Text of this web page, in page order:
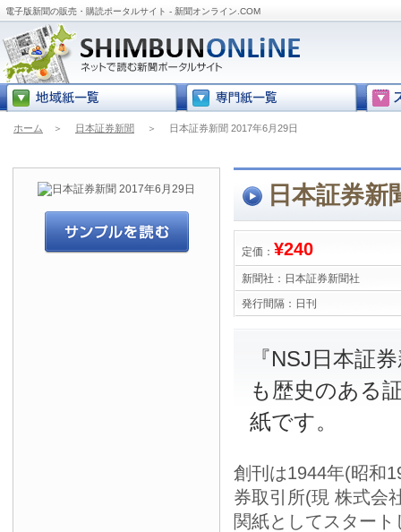
電子版新聞の販売・購読ポータルサイト - 新聞オンライン.COM
ホーム ＞ 日本証券新聞 ＞ 日本証券新聞 2017年6月29日
日本証券新
定価： ¥240
新聞社： 日本証券新聞社
発行間隔： 日刊
『NSJ日本証
も歴史のある
紙です。
創刊は1944年(昭和
券取引所(現 株式会
関紙としてスター